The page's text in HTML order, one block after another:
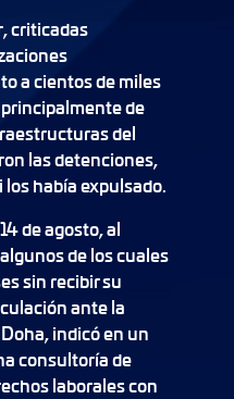
criticadas
a cientos de miles
de
del
las detenciones,
los había expulsado.
de agosto, al
de los cuales
sin recibir su
ante la
indicó en un
consultoría de
laborales con